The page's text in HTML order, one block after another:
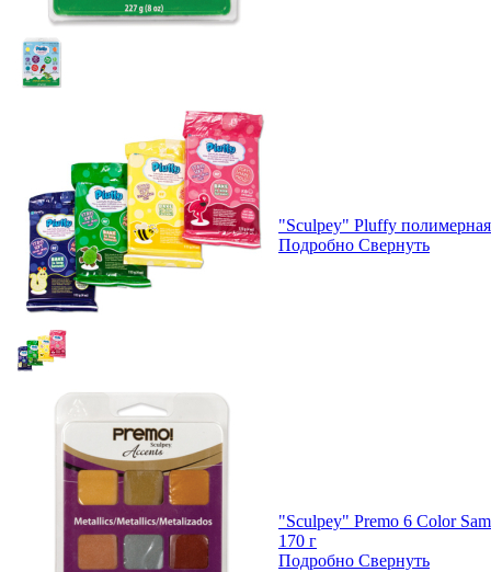
"Sculpey" Pluffy
Подробно Свернуть
"Sculpey" Premo 6 Color
170 г
Подробно Свернуть